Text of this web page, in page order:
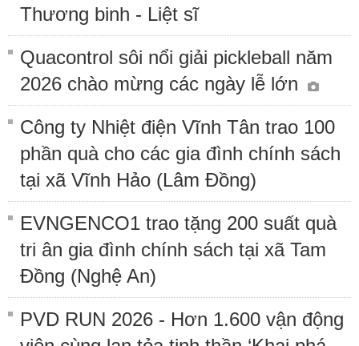
Thương binh - Liệt sĩ
Quacontrol sôi nổi giải pickleball năm
2026 chào mừng các ngày lễ lớn
Công ty Nhiệt điện Vĩnh Tân trao 100
phần quà cho các gia đình chính sách
tại xã Vĩnh Hảo (Lâm Đồng)
EVNGENCO1 trao tặng 200 suất quà
tri ân gia đình chính sách tại xã Tam
Đồng (Nghệ An)
PVD RUN 2026 - Hơn 1.600 vận động